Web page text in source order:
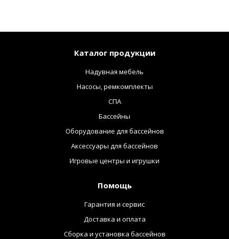
Каталог продукции
Надувная мебель
Насосы, ремкомплекты
СПА
Бассейны
Оборудование для бассейнов
Аксессуары для бассейнов
Игровые центры и игрушки
Помощь
Гарантия и сервис
Доставка и оплата
Сборка и установка бассейнов